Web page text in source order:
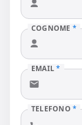
COGNOME *
EMAIL*
TELEFONO*